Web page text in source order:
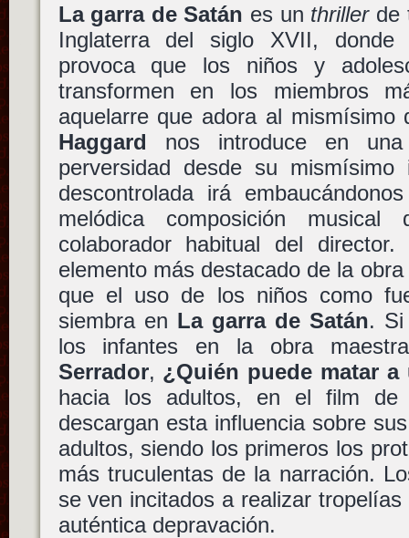
La garra de Satán es un thrillerde
Inglaterra del siglo XVII, donde
provoca que los niños y
transformen en los miembros
aquelarre que adora al
Haggard nos introduce en
perversidad desde su
descontrolada irá
melódica composición
colaborador habitual del
elemento más destacado de la
que el uso de los niños como
siembra en La garra de Satán. Si
los infantes en la obra
Serrador, ¿Quién puede matar
hacia los adultos, en el film
descargan esta influencia sobre
adultos, siendo los primeros los
más truculentas de la narración.
se ven incitados a realizar
auténtica depravación.